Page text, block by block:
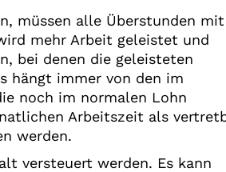
müssen alle Überstunden mit
mehr Arbeit geleistet und
bei denen die geleisteten
hängt immer von den im
noch im normalen Lohn
Arbeitszeit als
werden.
versteuert werden. Es kann